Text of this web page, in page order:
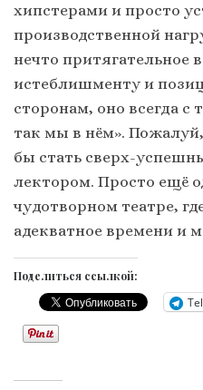
хипстерами и просто
производственной
нечто притягательное
истеблишменту и
сторонам, оно всегда с
так мы в нём».
бы стать сверх-
лектором. Просто ещё
чудотворном театре,
адекватное времени и
Поделиться ссылкой: